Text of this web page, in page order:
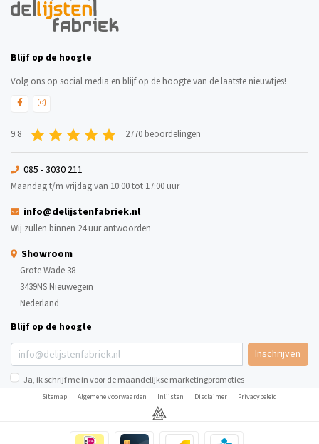
Blijf op de hoogte
Volg ons op social media en blijf op de hoogte van de laatste nieuwtjes!
9.8 2770 beoordelingen
085 - 3030 211
Maandag t/m vrijdag van 10:00 tot 17:00 uur
info@delijstenfabriek.nl
Wij zullen binnen 24 uur antwoorden
Showroom
Grote Wade 38
3439NS Nieuwegein
Nederland
Blijf op de hoogte
Inschrijven
Ja, ik schrijf me in voor de maandelijkse marketingpromoties
Sitemap Algemene voorwaarden Inlijsten Disclaimer Privacybeleid